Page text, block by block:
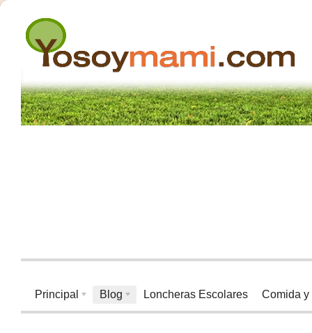
Principal Blog Loncheras Escolares Comida y